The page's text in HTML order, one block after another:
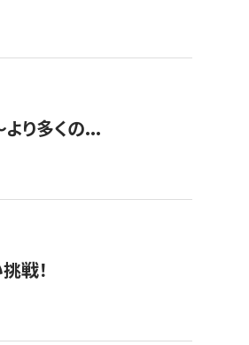
り多くの...
戦！